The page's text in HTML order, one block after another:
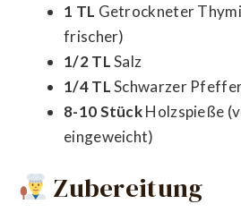
1 TL Getrockneter
frischer)
1/2 TLSalz
1/4 TLSchwarzer
8-10 StückHolzspieße
eingeweicht)
Zubereitung